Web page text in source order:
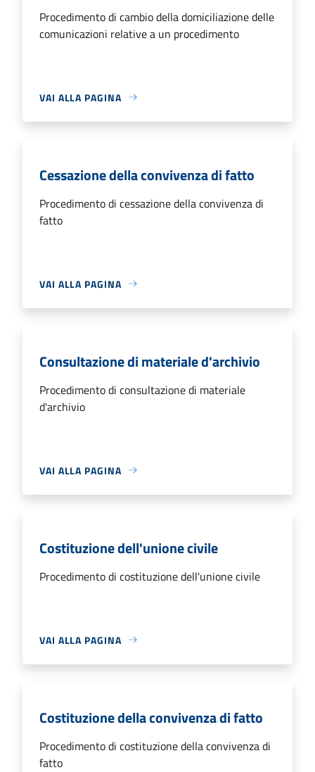
Procedimento di cambio della domiciliazione delle
comunicazioni relative a un procedimento
VAI ALLA PAGINA
Cessazione della convivenza di fatto
Procedimento di cessazione della convivenza di
fatto
VAI ALLA PAGINA
Consultazione di materiale d'archivio
Procedimento di consultazione di materiale
d'archivio
VAI ALLA PAGINA
Costituzione dell'unione civile
Procedimento di costituzione dell'unione civile
VAI ALLA PAGINA
Costituzione della convivenza di fatto
Procedimento di costituzione della convivenza di
fatto